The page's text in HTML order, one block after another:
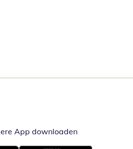
App downloadenÖffnet in